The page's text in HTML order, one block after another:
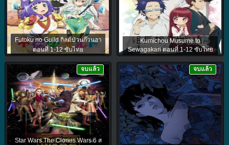
Futoku no Guild กิลด์ป่วนก๊วนฮา
ตอนที่ 1-12 ซับไทย
Kumichou Musume to
Sewagakari ตอนที่ 1-12 ซับไทย
Star Wars The Clones Wars 6 ส
จบแล้ว จบแล้ว